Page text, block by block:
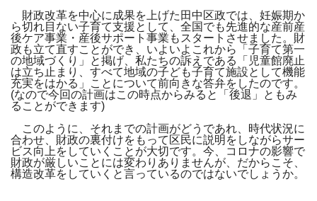
財政改革を中心に成果を上げた田中区政では、妊娠期か
ら切れ目ない子育て支援として、全国でも先進的な産前産
後ケア事業・産後サポート事業もスタートさせました。財
政も立て直すことができ、いよいよこれから「子育て第一
の地域づくり」と掲げ、私たちの訴えである「児童館廃止
は立ち止まり、すべて地域の子ども子育て施設として機能
充実をはかる」ことについて前向きな答弁をしたのです。
(なので今回の計画はこの時点からみると「後退」ともみ
ることができます)
このように、それまでの計画がどうであれ、時代状況に
合わせ、財政の裏付けをもって区民に説明をしながらサー
ビス向上をしていくことが大切です。今、コロナの影響で
財政が厳しいことには変わりありませんが、だからこそ、
構造改革をしていくと言っているのではないでしょうか。